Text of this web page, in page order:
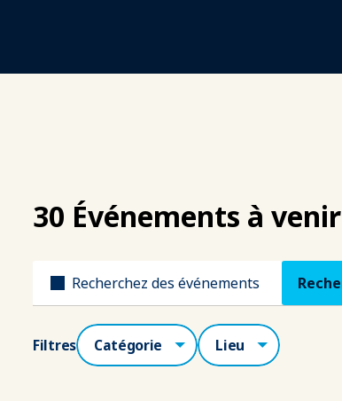
30 Événements à venir
Filtres
Catégories Lieu